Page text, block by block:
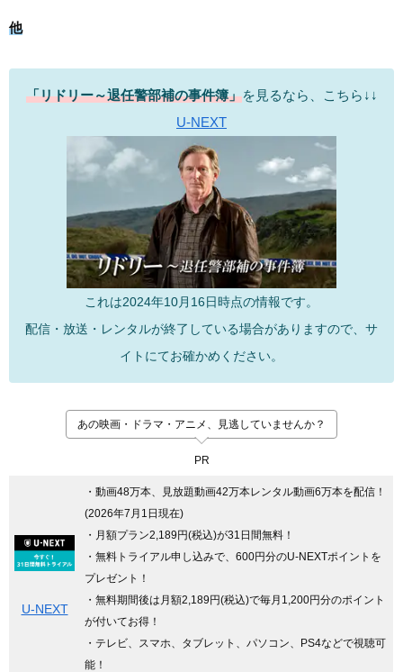
他
「リドリー～退任警部補の事件簿」を見るなら、こちら↓↓
U-NEXT
これは2024年10月16日時点の情報です。
配信・放送・レンタルが終了している場合がありますので、サ
イトにてお確かめください。
あの映画・ドラマ・アニメ、見逃していませんか？
PR
U-NEXT
・動画48万本、見放題動画42万本レンタル動画6万本を配信！
(2026年7月1日現在)
・月額プラン2,189円(税込)が31日間無料！
・無料トライアル申し込みで、600円分のU-NEXTポイントを
プレゼント！
・無料期間後は月額2,189円(税込)で毎月1,200円分のポイント
が付いてお得！
・テレビ、スマホ、タブレット、パソコン、PS4などで視聴可
能！